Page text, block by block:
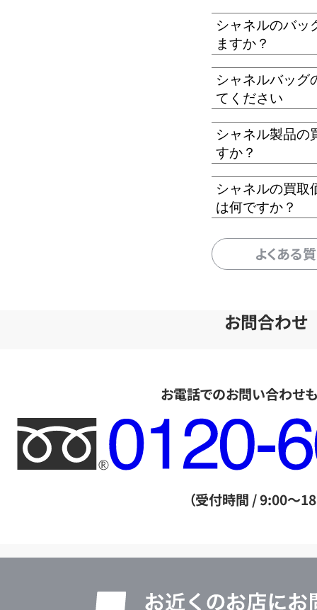
シャネルのバッ
ますか？
シャネルバッグ
てください
シャネル製品の
すか？
シャネルの買取
は何ですか？
よくある
お問合わせ
お電話でのお問い合わせ
フ
リ
ー
ル
（受付時間 / 9:00～